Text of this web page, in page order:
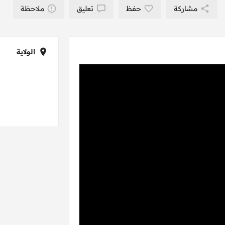
مشاركة حفظ تعليق ملاحظة
الولاية